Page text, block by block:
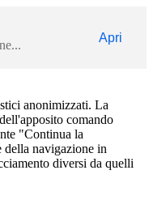
Apri
anonimizzati. La
comando
"Continua la
navigazione in
diversi da quelli